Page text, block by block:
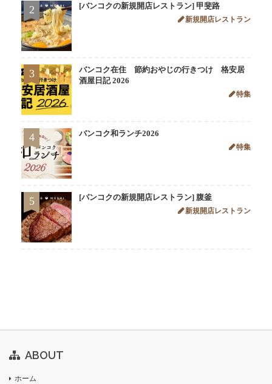
2 [バンコクの新規開店レストラン] 甲斐路
新規開店レストラン
3
バンコク在住 節約おやじの行きつけ 格安居
酒屋日記 2026
特集
4 バンコク和ランチ2026
特集
5 [バンコクの新規開店レストラン] 腹釜
新規開店レストラン
ABOUT
ホーム